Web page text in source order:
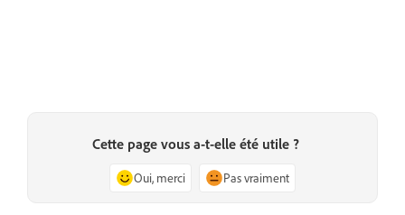
Cette page vous a-t-elle été utile ?
Oui, merci Pas vraiment